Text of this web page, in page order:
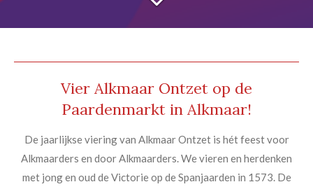
Vier Alkmaar Ontzet op de
Paardenmarkt in Alkmaar!
De jaarlijkse viering van Alkmaar Ontzet is hét feest voor
Alkmaarders en door Alkmaarders.We vieren en herdenken
met jong en oud de Victorie op de Spanjaarden in 1573. De